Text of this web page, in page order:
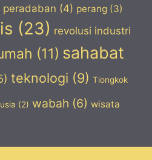
peradaban (4) perang (3)
(23) revolusi industri
(11) sahabat
teknologi (9) Tiongkok
usia (2) wabah (6) wisata